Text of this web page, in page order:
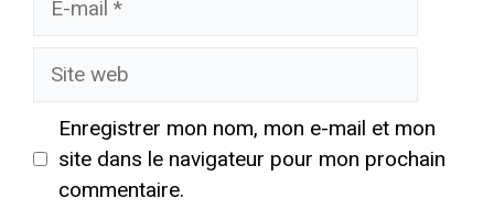
Site
Enregistrer mon nom, mon e-mail et mon
site dans le navigateur pour mon prochain
commentaire.